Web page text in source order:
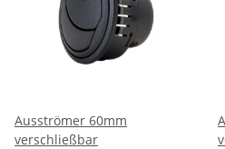
Ausströmer 60mm
verschließbar